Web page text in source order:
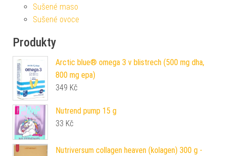
Sušené maso
Sušené ovoce
Produkty
Arctic blue® omega 3 v blistrech (500 mg dha,
800 mg epa)
349 Kč
Nutrend pump 15 g
33 Kč
Nutriversum collagen heaven (kolagen) 300 g -